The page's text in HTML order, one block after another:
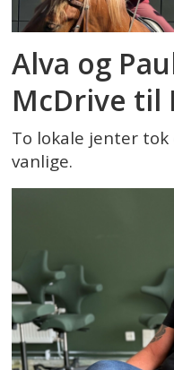
Alva og
McDrive til
To lokale jenter
vanlige.